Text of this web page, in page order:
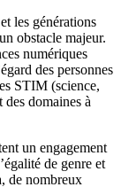
les générations
obstacle majeur.
numériques
des personnes
STIM (science,
domaines à
un engagement
de genre et
de nombreux